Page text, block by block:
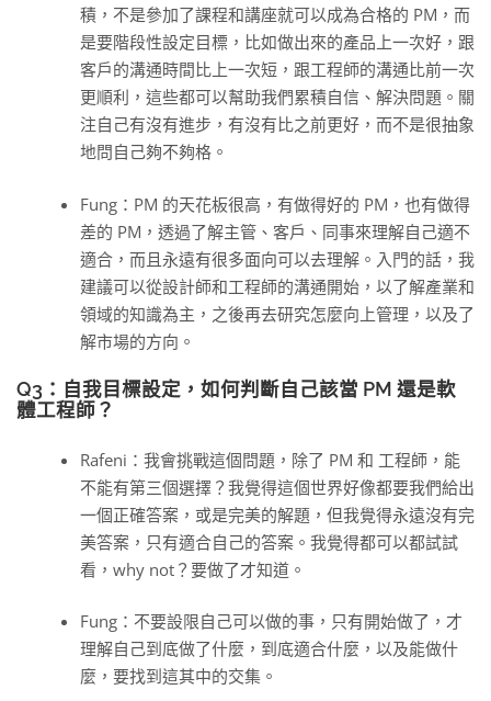
積，不是參加了課程和講座就可以成為合格的 PM，而
是要階段性設定目標，比如做出來的產品上一次好，跟
客戶的溝通時間比上一次短，跟工程師的溝通比前一次
更順利，這些都可以幫助我們累積自信、解決問題。關
注自己有沒有進步，有沒有比之前更好，而不是很抽象
地問自己夠不夠格。
Fung：PM 的天花板很高，有做得好的 PM，也有做得
差的 PM，透過了解主管、客戶、同事來理解自己適不
適合，而且永遠有很多面向可以去理解。入門的話，我
建議可以從設計師和工程師的溝通開始，以了解產業和
領域的知識為主，之後再去研究怎麼向上管理，以及了
解市場的方向。
Q3：自我目標設定，如何判斷自己該當 PM 還是軟
體工程師？
Rafeni：我會挑戰這個問題，除了 PM 和 工程師，能
不能有第三個選擇？我覺得這個世界好像都要我們給出
一個正確答案，或是完美的解題，但我覺得永遠沒有完
美答案，只有適合自己的答案。我覺得都可以都試試
看，why not？要做了才知道。
Fung：不要設限自己可以做的事，只有開始做了，才
理解自己到底做了什麼，到底適合什麼，以及能做什
麼，要找到這其中的交集。